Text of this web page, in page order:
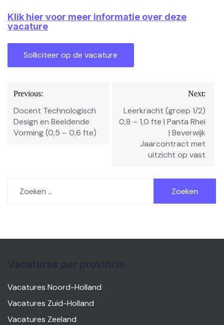
Klik hier voor meer informatie over deze
vacature
Bericht
navigatie
Previous:
Docent Technologisch
Design en Beeldende
Vorming (0,5 – 0,6 fte)
Next:
Leerkracht (groep 1/2)
0,8 – 1,0 fte | Panta Rhei
| Beverwijk
Jaarcontract met
uitzicht op vast
naar:
Vacatures Noord-Holland
Vacatures Zuid-Holland
Vacatures Zeeland